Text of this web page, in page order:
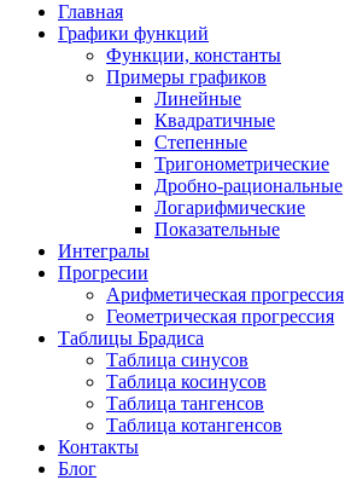
Главная
Графики функций
Функции, константы
Примеры графиков
Линейные
Квадратичные
Степенные
Тригонометрические
Дробно-рациональные
Логарифмические
Показательные
Интегралы
Прогресии
Арифметическая прогрессия
Геометрическая прогрессия
Таблицы Брадиса
Таблица синусов
Таблица косинусов
Таблица тангенсов
Таблица котангенсов
Контакты
Блог